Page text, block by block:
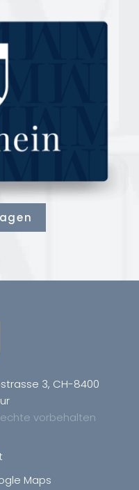
3, CH-8400
vorbehalten
Maps